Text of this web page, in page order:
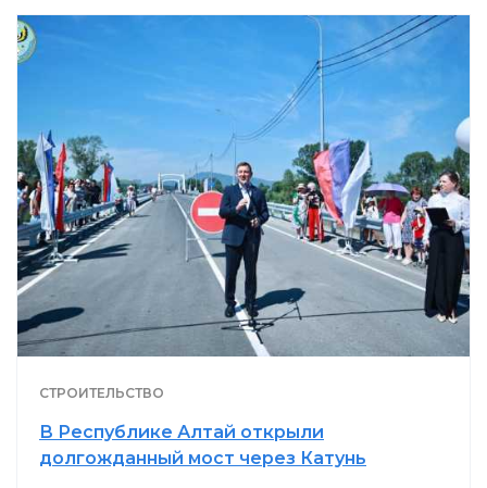
СТРОИТЕЛЬСТВО
В Республике Алтай открыли
долгожданный мост через Катунь